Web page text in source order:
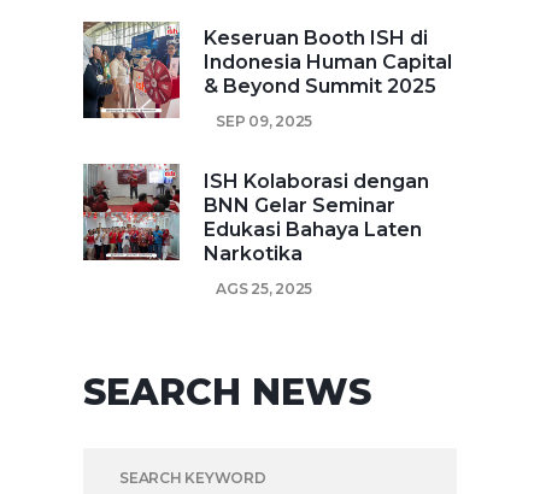
Keseruan Booth ISH di
Indonesia Human Capital
& Beyond Summit 2025
SEP 09, 2025
ISH Kolaborasi dengan
BNN Gelar Seminar
Edukasi Bahaya Laten
Narkotika
AGS 25, 2025
SEARCH NEWS